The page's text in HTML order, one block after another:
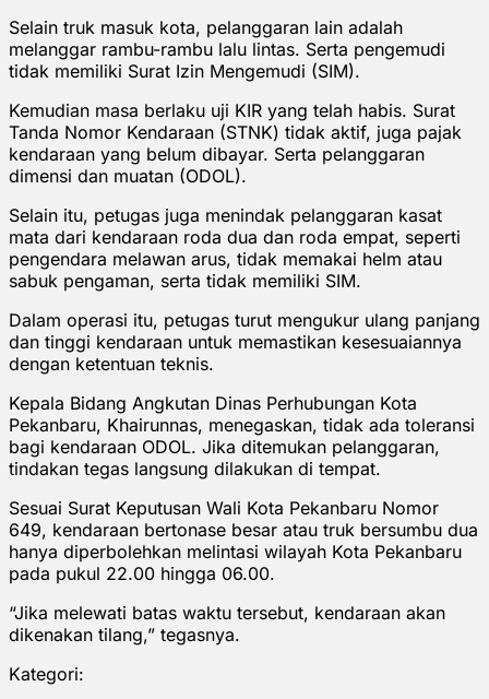
Selain truk masuk kota, pelanggaran lain adalah
melanggar rambu-rambu lalu lintas. Serta pengemudi
tidak memiliki Surat Izin Mengemudi (SIM).
Kemudian masa berlaku uji KIR yang telah habis. Surat
Tanda Nomor Kendaraan (STNK) tidak aktif, juga pajak
kendaraan yang belum dibayar. Serta pelanggaran
dimensi dan muatan (ODOL).
Selain itu, petugas juga menindak pelanggaran kasat
mata dari kendaraan roda dua dan roda empat, seperti
pengendara melawan arus, tidak memakai helm atau
sabuk pengaman, serta tidak memiliki SIM.
Dalam operasi itu, petugas turut mengukur ulang panjang
dan tinggi kendaraan untuk memastikan kesesuaiannya
dengan ketentuan teknis.
Kepala Bidang Angkutan Dinas Perhubungan Kota
Pekanbaru, Khairunnas, menegaskan, tidak ada toleransi
bagi kendaraan ODOL. Jika ditemukan pelanggaran,
tindakan tegas langsung dilakukan di tempat.
Sesuai Surat Keputusan Wali Kota Pekanbaru Nomor
649, kendaraan bertonase besar atau truk bersumbu dua
hanya diperbolehkan melintasi wilayah Kota Pekanbaru
pada pukul 22.00 hingga 06.00.
“Jika melewati batas waktu tersebut, kendaraan akan
dikenakan tilang,” tegasnya.
Kategori: